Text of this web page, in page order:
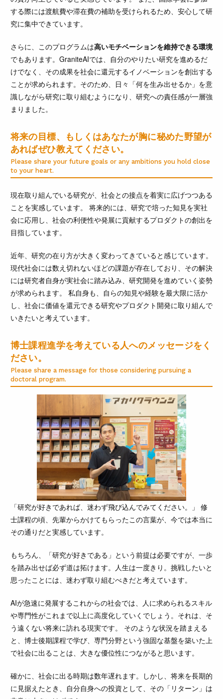
する際には渡航費や滞在費の補助を受けられるため、安心して研
究に集中できています。
さらに、このプログラムは高いモチベーションを維持できる環境
でもあります。GraniteAIでは、自分のやりたい研究を進めるだ
けでなく、その成果を社会に還元するイノベーションを創出する
ことが求められます。そのため、日々「何を生み出せるか」を意
識しながら研究に取り組むようになり、研究への責任感が一層強
まりました。
将来の目標、もしくはあなたが胸に秘めた野望が
あればぜひ教えてください。
Please share your future goals or any ambitions you hold close
to your heart.
現在取り組んでいる研究が、社会との接点を着実に広げつつある
ことを実感しています。 将来的には、研究で培った知見を実社
会に応用し、社会の利便性や発展に貢献するプロダクトの創出を
目指しています。
近年、研究の在り方が大きく変わってきていると感じています。
現代社会には数え切れないほどの課題が存在しており、その解決
には研究者自身が実社会に踏み込み、研究開発を進めていく姿勢
が求められます。 私自身も、自らの知見や経験を最大限に活か
し、社会に価値を還元できる研究やプロダクト開発に取り組んで
いきたいと考えています。
博士課程進学を考えている人へのメッセージをく
ださい。
Please share a message for those considering pursuing a
doctoral program.
「研究が好きであれば、迷わず飛び込んでみてください。」 修
士課程の頃、先輩からかけてもらったこの言葉が、今では本当に
その通りだと実感しています。
もちろん、「研究が好きである」という前提は必要ですが、一歩
を踏み出せば必ず道は拓けます。人生は一度きり。挑戦したいと
思ったことには、迷わず取り組むべきだと考えています。
AIが急速に発展するこれからの社会では、人に求められるスキル
や専門性がこれまで以上に高度化していくでしょう。それは、そ
う遠くない将来に訪れる現実です。 そのような状況を踏まえる
と、博士後期課程で学び、専門分野という強固な基盤を築いた上
で社会に出ることは、大きな優位性につながると思います。
確かに、社会に出る時期は数年遅れます。しかし、将来を長期的
に見据えたとき、自分自身への投資として、その「リターン」は